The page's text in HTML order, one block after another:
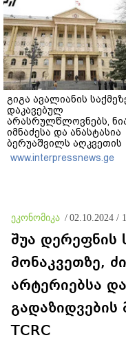
გიგა ავალიანის
დაკავებულ
არასრულწლოვნებს,
იმნაძესა და ანასტასია
ბერუაშვილს აღკვეთის
ღონისძიების სახით
პატიმრობა შეეფარდათ
www.interpressnews.ge
ეკონომიკა / 02.10.2024 /
შუა დერეფნის
მონაკვეთზე,
არტერიებსა
TCRC